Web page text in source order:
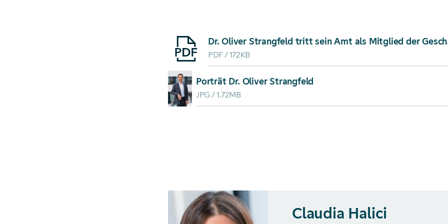
Starte Download von: Dr. Oliver Strangfeld tritt sein Amt als Mitglied
Dr.
PDF 172KB
Starte Download von: Porträt Dr. Oliver Strangfeld
Porträt Dr. Oliver Strangfeld
JPG 1.72MB
Claudia Halici